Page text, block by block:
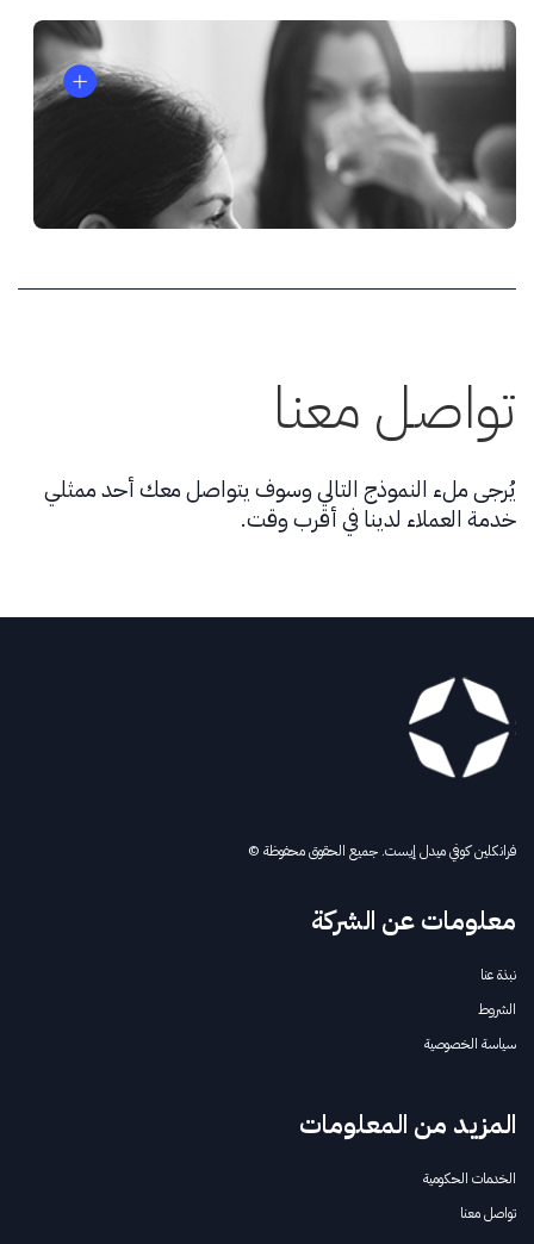
تواصل معنا
يُرجى ملء النموذج التالي وسوف يتواصل معك أحد ممثلي
خدمة العملاء لدينا في أقرب وقت.
فرانكلين كوفي ميدل إيست. جميع الحقوق محفوظة ©
معلومات عن الشركة
نبذة عنا
الشروط
سياسة الخصوصية
المزيد من المعلومات
الخدمات الحكومية
تواصل معنا